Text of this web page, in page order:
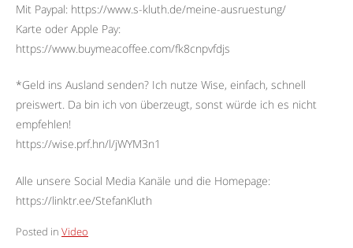
Mit Paypal: https://www.s-kluth.de/meine-ausruestung/
Karte oder Apple Pay:
https://www.buymeacoffee.com/fk8cnpvfdjs
*Geld ins Ausland senden? Ich nutze Wise, einfach, schnell
preiswert. Da bin ich von überzeugt, sonst würde ich es nicht
empfehlen!
https://wise.prf.hn/l/jWYM3n1
Alle unsere Social Media Kanäle und die Homepage:
https://linktr.ee/StefanKluth
Posted in Video